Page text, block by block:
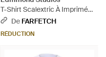
T-Shirt Scalextric À Imprimé
Graphique - Blanc
De FARFETCH
RÉDUCTION